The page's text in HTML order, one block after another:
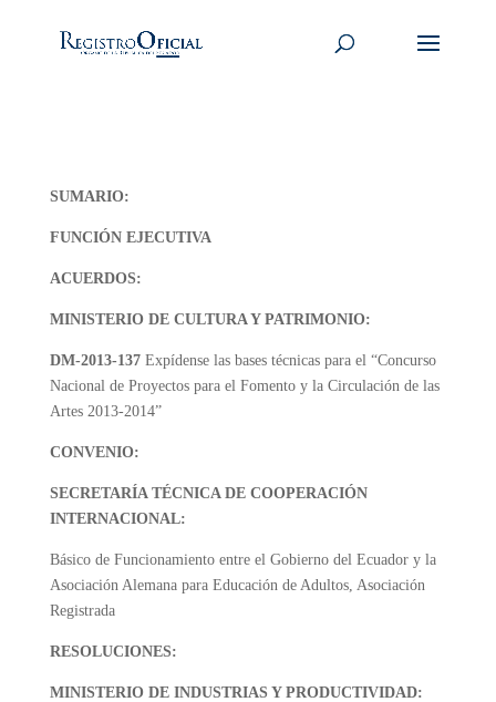
SUMARIO:
FUNCIÓN EJECUTIVA
ACUERDOS:
MINISTERIO DE CULTURA Y PATRIMONIO:
DM-2013-137 Expídense las bases técnicas para el “Concurso
Nacional de Proyectos para el Fomento y la Circulación de las
Artes 2013-2014”
CONVENIO:
SECRETARÍA TÉCNICA DE COOPERACIÓN
INTERNACIONAL:
Básico de Funcionamiento entre el Gobierno del Ecuador y la
Asociación Alemana para Educación de Adultos, Asociación
Registrada
RESOLUCIONES:
MINISTERIO DE INDUSTRIAS Y PRODUCTIVIDAD: